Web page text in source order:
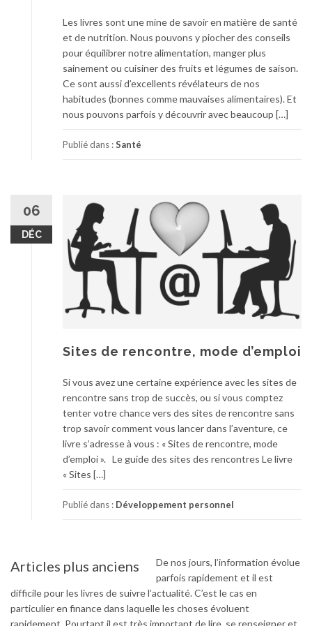
Les livres sont une mine de savoir en matière de santé
et de nutrition. Nous pouvons y piocher des conseils
pour équilibrer notre alimentation, manger plus
sainement ou cuisiner des fruits et légumes de saison.
Ce sont aussi d’excellents révélateurs de nos
habitudes (bonnes comme mauvaises alimentaires). Et
nous pouvons parfois y découvrir avec beaucoup […]
Publié dans :Santé
06
DÉC
Sites de rencontre, mode d’emploi
Si vous avez une certaine expérience avec les sites de
rencontre sans trop de succès, ou si vous comptez
tenter votre chance vers des sites de rencontre sans
trop savoir comment vous lancer dans l’aventure, ce
livre s’adresse à vous : « Sites de rencontre, mode
d’emploi ». Le guide des sites des rencontres Le livre
« Sites […]
Publié dans : Développement personnel
Navigation
des
articles
Articles plus anciens
De nos jours, l’information évolue
parfois rapidement et il est
difficile pour les livres de suivre l’actualité. C’est le cas en
particulier en finance dans laquelle les choses évoluent
rapidement. Pourtant il est très important de lire, se renseigner et